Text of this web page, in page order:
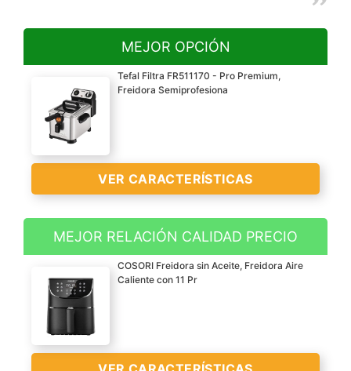
MEJOR OPCIÓN
Tefal Filtra FR511170 - Pro Premium,
Freidora Semiprofesiona
VER CARACTERÍSTICAS
Freidora semiprofesional
de acero inoxidable con
tecnología de zona de
toque frío con capacidad
de 3 L de aceite y una
potencia de 2400 W
MEJOR RELACIÓN CALIDAD PRECIO
COSORI Freidora sin Aceite, Freidora Aire
Caliente con 11 Pr